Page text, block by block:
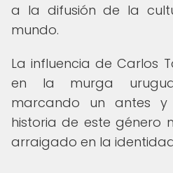
a la difusión de la
mundo.
La influencia de Carlos
en la murga
marcando un antes
historia de este género
arraigado en la